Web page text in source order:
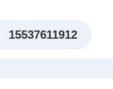
15537611912